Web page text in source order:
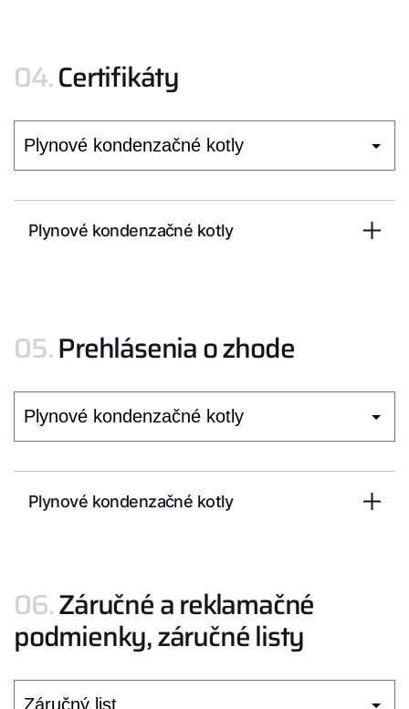
04.Certifikáty
Plynové kondenzačné kotly
05.Prehlásenia o zhode
Plynové kondenzačné kotly
06.Záručné a reklamačné
podmienky, záručné listy